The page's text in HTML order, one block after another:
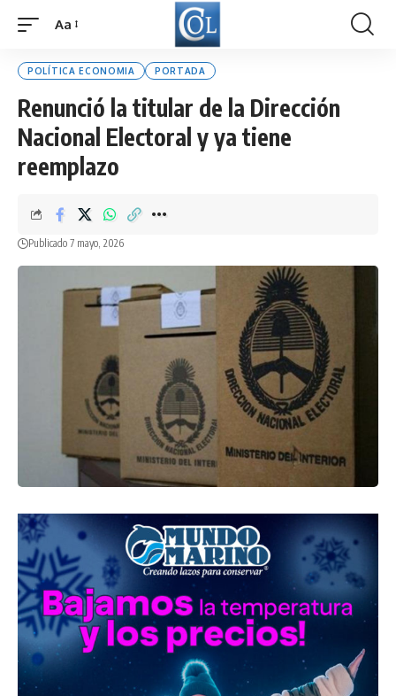
Font
Aa
POLÍTICA ECONOMIA PORTADA
Renunció la titular de la Dirección
Nacional Electoral y ya tiene
reemplazo
Publicado 7 mayo, 2026